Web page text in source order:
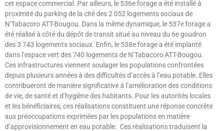
cet espace commercial. Par ailleurs, le 536e forage a été installé à
proximité du parking de la cité des 2 052 logements sociaux de
N’Tabacoro ATT-Bougou. Dans la même dynamique, le 537e forage a
été réalisé à côté du dépôt de transit situé au niveau du 6e goudron
des 3 743 logements sociaux. Enfin, le 538e forage a été implanté
dans l’espace vert des 740 logements de N’Tabacoro ATT-Bougou.
Ces infrastructures viennent soulager les populations confrontées
depuis plusieurs années à des difficultés d’accès à l’eau potable. Elles
contribueront de manière significative à l’amélioration des conditions
de vie, de santé et d’hygiène des habitants. Pour les autorités locales
et les bénéficiaires, ces réalisations constituent une réponse concrète
aux préoccupations exprimées par les populations en matière
d’approvisionnement en eau potable. Ces réalisations traduisent la